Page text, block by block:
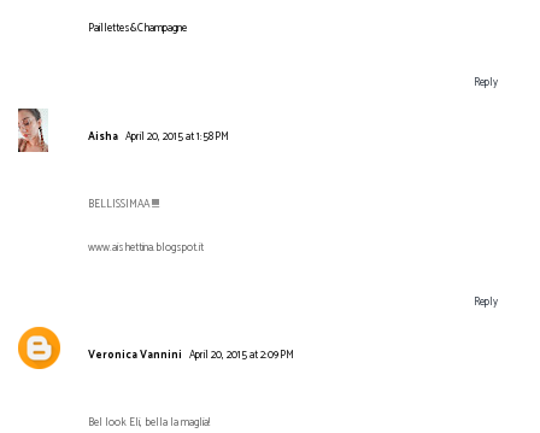
Paillettes&Champagne
Reply
Aisha April 20, 2015 at 1:58 PM
BELLISSIMAA !!!!!!
www.aishettina.blogspot.it
Reply
Veronica Vannini April 20, 2015 at 2:09 PM
Bel look Eli, bella la maglia!